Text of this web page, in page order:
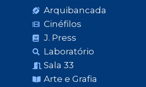
Arquibancada
Cinéfilos
J. Press
Laboratório
Sala 33
Arte e Grafia